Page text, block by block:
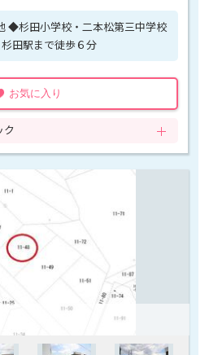
◆杉田小学校・二本松第三中学校
田駅まで徒歩６分
お気に入り
ク